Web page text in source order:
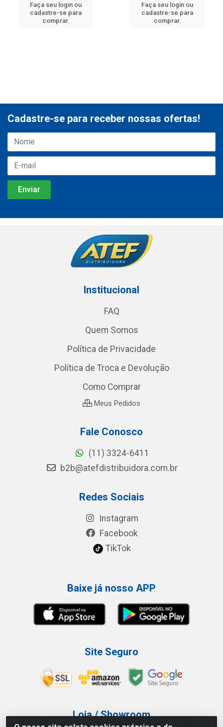
Faça seu login ou
cadastre-se para
comprar.
Faça seu login ou
cadastre-se para
comprar.
Cadastre-se para receber nossas ofertas!
Institucional
FAQ
Quem Somos
Política de Privacidade
Política de Troca e Devolução
Como Comprar
Meus Pedidos
Fale Conosco
(11) 3324-6411
b2b@atefdistribuidora.com.br
Redes Sociais
Instagram
Facebook
TikTok
Baixe já nosso APP
Site Seguro
Loja / Showroom